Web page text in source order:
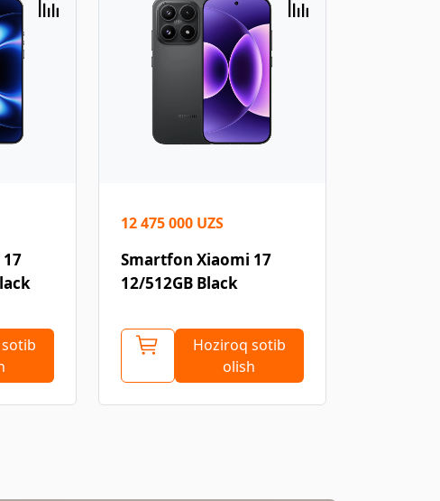
12 475 000 UZS
Smartfon Xiaomi 17
12/512GB Black
Hoziroq sotib
olish